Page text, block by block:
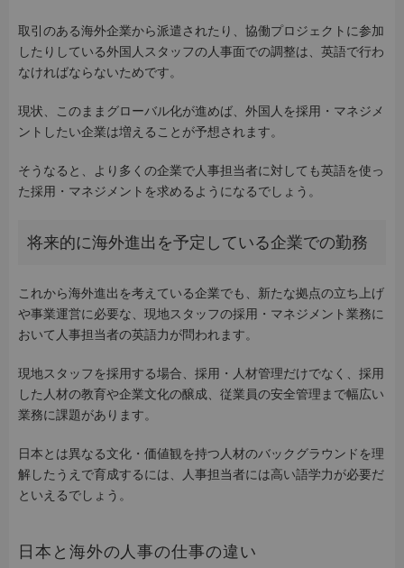
取引のある海外企業から派遣されたり、協働プロジェクトに参加
したりしている外国人スタッフの人事面での調整は、英語で行わ
なければならないためです。
現状、このままグローバル化が進めば、外国人を採用・マネジメ
ントしたい企業は増えることが予想されます。
そうなると、より多くの企業で人事担当者に対しても英語を使っ
た採用・マネジメントを求めるようになるでしょう。
将来的に海外進出を予定している企業での勤務
これから海外進出を考えている企業でも、新たな拠点の立ち上げ
や事業運営に必要な、現地スタッフの採用・マネジメント業務に
おいて人事担当者の英語力が問われます。
現地スタッフを採用する場合、採用・人材管理だけでなく、採用
した人材の教育や企業文化の醸成、従業員の安全管理まで幅広い
業務に課題があります。
日本とは異なる文化・価値観を持つ人材のバックグラウンドを理
解したうえで育成するには、人事担当者には高い語学力が必要だ
といえるでしょう。
日本と海外の人事の仕事の違い